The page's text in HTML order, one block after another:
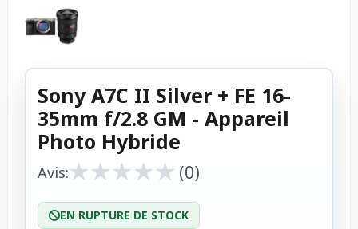
Sony A7C II Silver + FE 16-
35mm f/2.8 GM - Appareil
Photo Hybride
Avis:★
★★
★★
★★
★★
★ (0)
EN RUPTURE DE STOCK